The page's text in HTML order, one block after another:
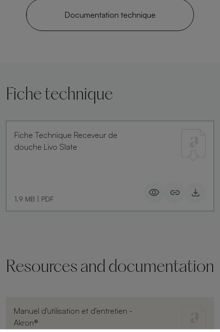
Documentation technique
Fiche technique
Fiche Technique Receveur de
douche Livo Slate
1.9 MB | PDF
Resources and documentation
Manuel d'utilisation et d'entretien -
Akron®